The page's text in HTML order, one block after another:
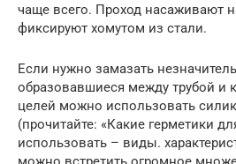
чаще всего. Проход насаживают
фиксируют хомутом из стали.
Если нужно замазать
образовавшиеся между трубой и
целей можно использовать
(прочитайте: «Какие герметики
использовать – виды.